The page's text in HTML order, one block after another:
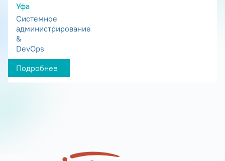
Уфа
Системное
администрирование
&
DevOps
Подробнее